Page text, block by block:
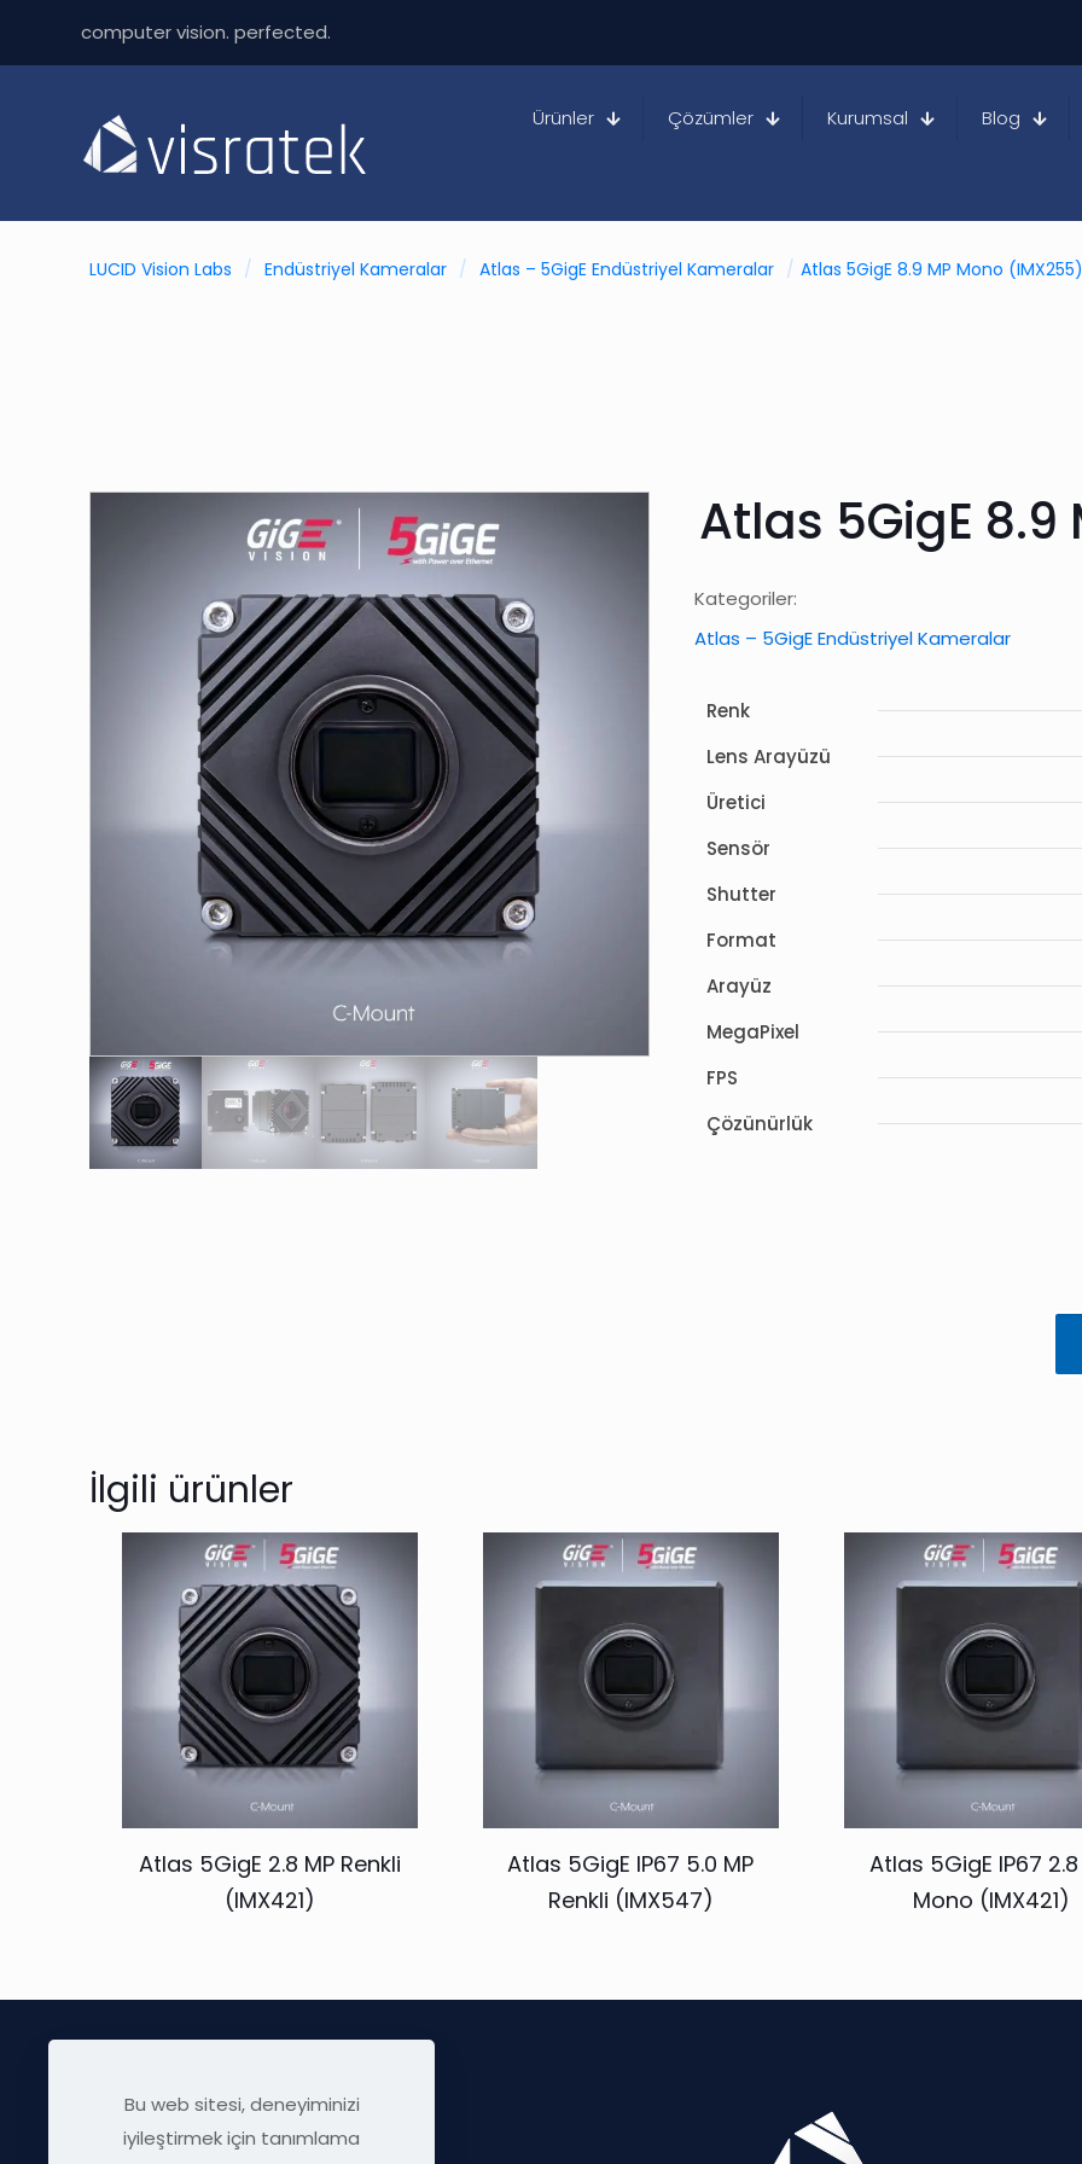
computer vision. perfected.
Ürünler Çözümler Kurumsal Blog
LUCID Vision Labs / Endüstriyel Kameralar / Atlas – 5GigE Endüstriyel Kameralar / Atlas 5GigE 8.9 MP Mono (IMX255)
Atlas 5GigE
Kategoriler:
Atlas – 5GigE Endüstriyel Kameralar
Renk
Lens Arayüzü
Üretici
Sensör
Shutter
Format
Arayüz
MegaPixel
FPS
Çözünürlük
İlgili ürünler
Atlas 5GigE 2.8 MP Renkli
(IMX421)
Atlas 5GigE IP67 5.0 MP
Renkli (IMX547)
Atlas 5GigE IP67 2.8
Mono (IMX421)
Bu web sitesi, deneyiminizi
iyileştirmek için tanımlama